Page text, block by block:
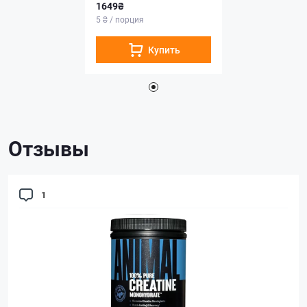
1649₴
5 ₴ / порция
Купить
Отзывы
1